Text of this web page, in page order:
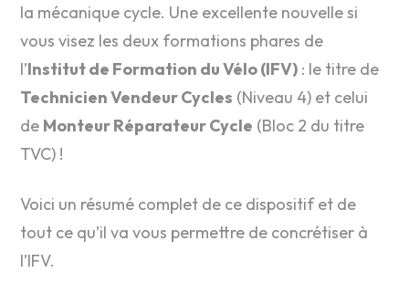
la mécanique cycle. Une excellente nouvelle si
vous visez les deux formations phares de
l’Institut de Formation du Vélo (IFV) : le titre de
Technicien Vendeur Cycles (Niveau 4) et celui
de Monteur Réparateur Cycle (Bloc 2 du titre
TVC) !
Voici un résumé complet de ce dispositif et de
tout ce qu’il va vous permettre de concrétiser à
l’IFV.